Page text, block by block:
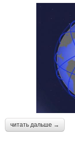
читать дальше →